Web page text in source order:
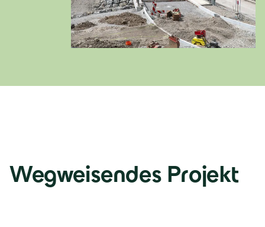
Wegweisendes Projekt
România
Lb. română